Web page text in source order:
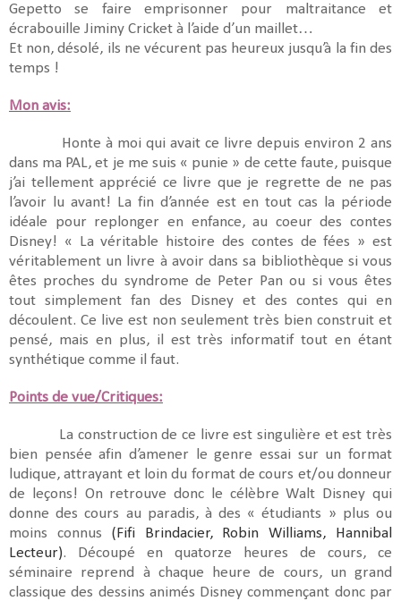
Gepetto se faire emprisonner pour maltraitance et
écrabouille Jiminy Cricket à l’aide d’un maillet…
Et non, désolé, ils ne vécurent pas heureux jusqu’à la fin des
temps !
Mon avis:
Honte à moi qui avait ce livre depuis environ 2 ans
dans ma PAL, et je me suis « punie » de cette faute, puisque
j’ai tellement apprécié ce livre que je regrette de ne pas
l’avoir lu avant! La fin d’année est en tout cas la période
idéale pour replonger en enfance, au coeur des contes
Disney! « La véritable histoire des contes de fées » est
véritablement un livre à avoir dans sa bibliothèque si vous
êtes proches du syndrome de Peter Pan ou si vous êtes
tout simplement fan des Disney et des contes qui en
découlent. Ce live est non seulement très bien construit et
pensé, mais en plus, il est très informatif tout en étant
synthétique comme il faut.
Points de vue/Critiques:
La construction de ce livre est singulière et est très
bien pensée afin d’amener le genre essai sur un format
ludique, attrayant et loin du format de cours et/ou donneur
de leçons! On retrouve donc le célèbre Walt Disney qui
donne des cours au paradis, à des « étudiants » plus ou
moins connus (Fifi Brindacier, Robin Williams, Hannibal
Lecteur). Découpé en quatorze heures de cours, ce
séminaire reprend à chaque heure de cours, un grand
classique des dessins animés Disney commençant donc par